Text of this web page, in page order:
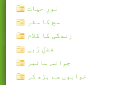
نورِ حیات
سچ کا سفر
زندگی کا کلام
فضلِ رَبی
جوائس مائیر
خوابوں سے بڑھ کر